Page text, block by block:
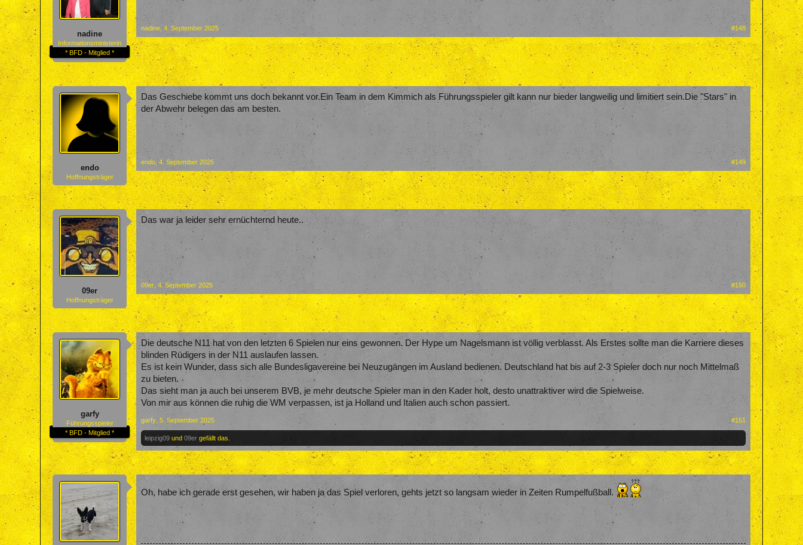
nadine
Informationsministerin
* BFD - Mitglied *
nadine , 4. September 2025 #148
endo
Hoffnungsträger
Das Geschiebe kommt uns doch bekannt vor.Ein Team in dem Kimmich als Führungsspieler gilt kann nur bieder langweilig und limitiert sein.Die "Stars" in
der Abwehr belegen das am besten.
endo 4. September 2025 #149
09er
Hoffnungsträger
Das war ja leider sehr ernüchternd heute..
09er 4. September 2025 #150
garfy
Führungsspieler
* BFD - Mitglied *
Die deutsche N11 hat von den letzten 6 Spielen nur eins gewonnen. Der Hype um Nagelsmann ist völlig verblasst. Als Erstes sollte man die Karriere dieses
blinden Rüdigers in der N11 auslaufen lassen.
Es ist kein Wunder, dass sich alle Bundesligavereine bei Neuzugängen im Ausland bedienen. Deutschland hat bis auf 2-3 Spieler doch nur noch Mittelmaß
zu bieten.
Das sieht man ja auch bei unserem BVB, je mehr deutsche Spieler man in den Kader holt, desto unattraktiver wird die Spielweise.
Von mir aus können die ruhig die WM verpassen, ist ja Holland und Italien auch schon passiert.
garfy 5. September 2025 #151
leipzig09 und09er gefällt das.
Oh, habe ich gerade erst gesehen, wir haben ja das Spiel verloren, gehts jetzt so langsam wieder in Zeiten Rumpelfußball.